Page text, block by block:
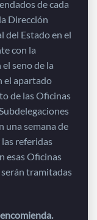
de cada
Dirección
del Estado en el
con la
seno de la
el apartado
de las Oficinas
una semana de
referidas
esas Oficinas
tramitadas